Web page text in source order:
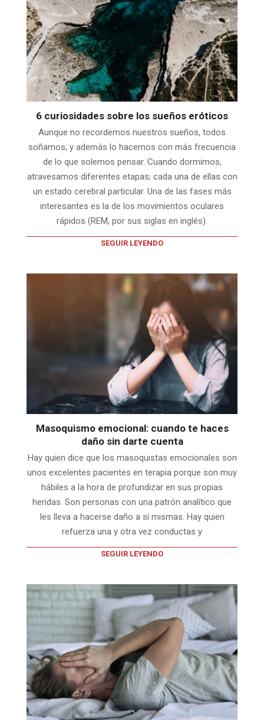
6 curiosidades sobre los sueños eróticos
Aunque no recordemos nuestros sueños, todos
soñamos; y además lo hacemos con más frecuencia
de lo que solemos pensar. Cuando dormimos,
atravesamos diferentes etapas; cada una de ellas con
un estado cerebral particular. Una de las fases más
interesantes es la de los movimientos oculares
rápidos (REM, por sus siglas en inglés).
SEGUIR LEYENDO
Masoquismo emocional: cuando te haces
daño sin darte cuenta
Hay quien dice que los masoquistas emocionales son
unos excelentes pacientes en terapia porque son muy
hábiles a la hora de profundizar en sus propias
heridas. Son personas con una patrón analítico que
les lleva a hacerse daño a sí mismas. Hay quien
refuerza una y otra vez conductas y
SEGUIR LEYENDO